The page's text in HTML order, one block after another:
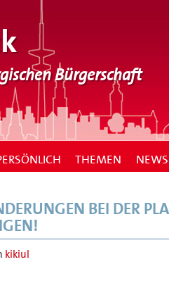
Bürgerschaft
THEMEN
BEI DER
kikiul